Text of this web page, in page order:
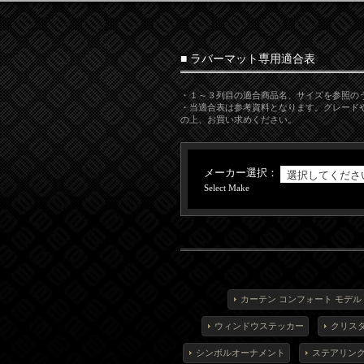
■ ラバーマット専用適合表
・１～３列目の適合商品名、サイズを参照
・当適合表は参考資料となります。グレー
の上、お買い求めください。
メーカー選択：
Select Make
カーテン コンフォート モデル
ウィンドウステッカー クリス
シンボルオーナメント ステアリン